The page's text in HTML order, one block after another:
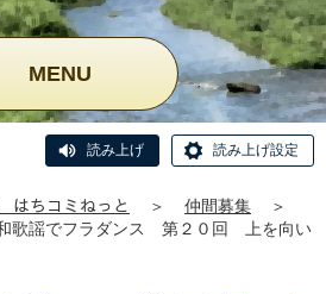
MENU
読み上げ 読み上げ設定
はちコミねっと ＞ 仲間募集
＞
歌謡でフラダンス 第２０回 上を向い